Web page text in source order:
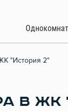
"История 2"
В ЖК